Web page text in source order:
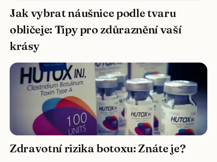
Jak vybrat náušnice podle tvaru
obličeje: Tipy pro zdůraznění vaší
krásy
Zdravotní rizika botoxu: Znáte je?